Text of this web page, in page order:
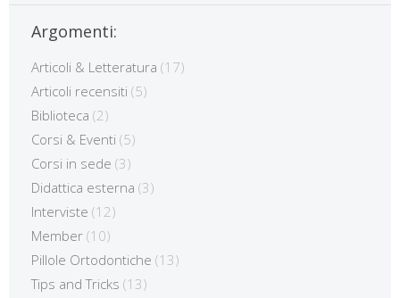
Argomenti:
Articoli & Letteratura (17)
Articoli recensiti (5)
Biblioteca (2)
Corsi & Eventi (5)
Corsi in sede (3)
Didattica esterna (3)
Interviste (12)
Member (10)
Pillole Ortodontiche (13)
Tips and Tricks (13)